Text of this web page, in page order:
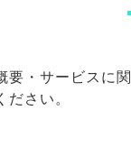
要・サービスに
さい。